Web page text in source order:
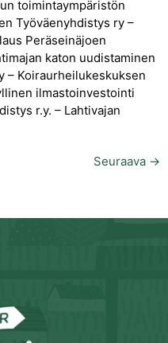
toimintaympäristön
Työväenyhdistys ry –
Peräseinäjoen
katon uudistaminen
– Koiraurheilukeskuksen
ilmastoinvestointi
r.y. – Lahtivajan
Seuraava →